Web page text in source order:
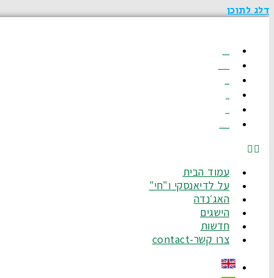
דלג לתוכן
עמוד הבית
על לדיאנסקי ו"חי"
האג׳נדה
הישגים
חדשות
צרו קשר-contact